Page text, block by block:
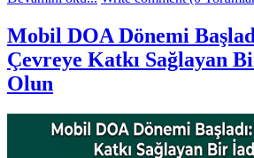
Mobil DOA Dönemi
Çevreye Katkı Sağlayan
Olun